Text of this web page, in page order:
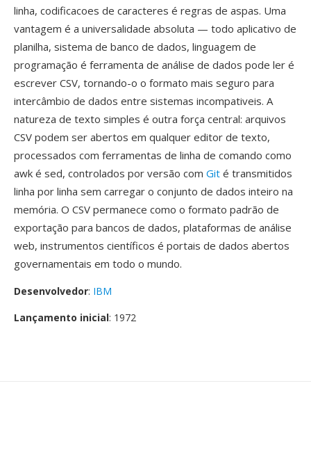
linha, codificacoes de caracteres é regras de aspas. Uma
vantagem é a universalidade absoluta — todo aplicativo de
planilha, sistema de banco de dados, linguagem de
programação é ferramenta de análise de dados pode ler é
escrever CSV, tornando-o o formato mais seguro para
intercâmbio de dados entre sistemas incompativeis. A
natureza de texto simples é outra força central: arquivos
CSV podem ser abertos em qualquer editor de texto,
processados com ferramentas de linha de comando como
awk é sed, controlados por versão com Git é transmitidos
linha por linha sem carregar o conjunto de dados inteiro na
memória. O CSV permanece como o formato padrão de
exportação para bancos de dados, plataformas de análise
web, instrumentos científicos é portais de dados abertos
governamentais em todo o mundo.
Desenvolvedor: IBM
Lançamento inicial: 1972